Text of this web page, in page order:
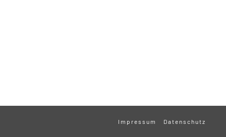
Impressum Datenschutz